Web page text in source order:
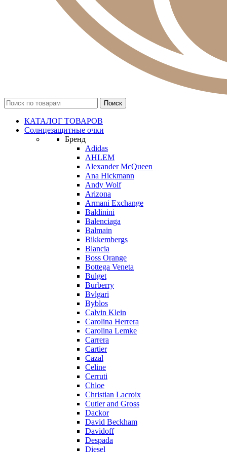
КАТАЛОГ ТОВАРОВ
Солнцезащитные очки
Бренд
Adidas
AHLEM
Alexander McQueen
Ana Hickmann
Andy Wolf
Arizona
Armani Exchange
Baldinini
Balenciaga
Balmain
Bikkembergs
Blancia
Boss Orange
Bottega Veneta
Bulget
Burberry
Bvlgari
Byblos
Calvin Klein
Carolina Herrera
Carolina Lemke
Carrera
Cartier
Cazal
Celine
Cerruti
Chloe
Christian Lacroix
Cutler and Gross
Dackor
David Beckham
Davidoff
Despada
Diesel